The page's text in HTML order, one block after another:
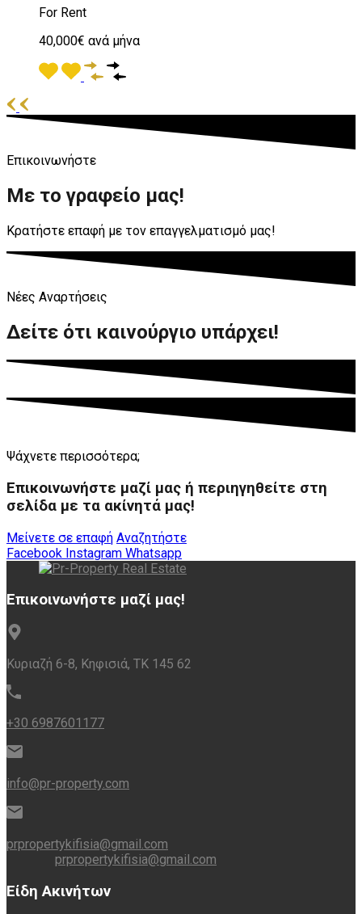
For Rent
40,000€ ανά μήνα
Επικοινωνήστε
Με το γραφείο μας!
Κρατήστε επαφή με τον επαγγελματισμό μας!
Νέες Αναρτήσεις
Δείτε ότι καινούργιο υπάρχει!
Ψάχνετε περισσότερα;
Επικοινωνήστε μαζί μας ή περιηγηθείτε στη
σελίδα με τα ακίνητά μας!
Μείνετε σε επαφή Αναζητήστε
Facebook Instagram Whatsapp
Επικοινωνήστε μαζί μας!
Κυριαζή 6-8, Κηφισιά, ΤΚ 145 62
+30 6987601177
info@pr-property.com
prpropertykifisia@gmail.com
prpropertykifisia@gmail.com
Είδη Ακινήτων